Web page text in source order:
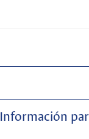
Información